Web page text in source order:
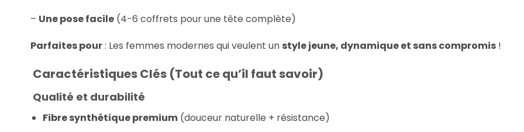
– Une pose facile (4-6 coffrets pour une tête complète)
Parfaites pour: Les femmes modernes qui veulent un style jeune, dynamique et sans compromis !
Caractéristiques Clés (Tout ce qu’il faut savoir)
Qualité et durabilité
Fibre synthétique premium(douceur naturelle + résistance)